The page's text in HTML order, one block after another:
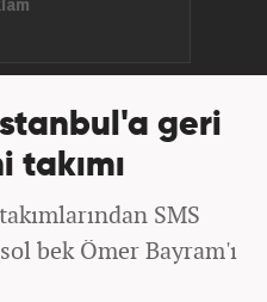
geri
takımı
SMS
bek Ömer Bayram'ı